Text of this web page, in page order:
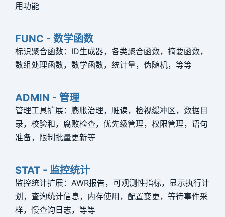
用功能
FUNC - 数学函数
标识聚合函数：ID生成器，各类聚合函数，摘要函数，
数组处理函数，数学函数，统计量，伪随机，等等
ADMIN - 管理
管理工具扩展：膨胀治理，脏读，检视缓冲区，数据目
录，校验和，腐败检查，优先级管理，权限管理，语句
准备，限制批量更新等
STAT - 监控统计
监控统计扩展：AWR报告，可观测性指标，显示执行计
划，查询统计信息，内存使用，配置变更，等待事件采
样，慢查询日志，等等